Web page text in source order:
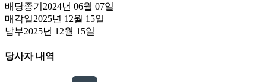
배당종기 2024년 06월 07일
매각일2025년 12월 15일
납부2025년 12월 15일
당사자 내역